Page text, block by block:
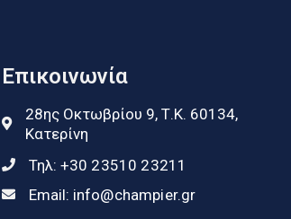
Επικοινωνία
28ης Οκτωβρίου 9, Τ.Κ. 60134,
Κατερίνη
Τηλ: +30 23510 23211
Email: info@champier.gr